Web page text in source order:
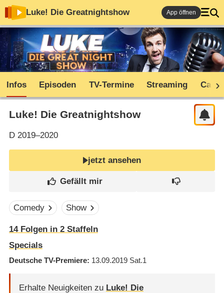
Luke! Die Greatnightshow App öffnen
Infos Episoden TV-Termine Streaming Cast
Luke! Die Greatnightshow
D2019–2020
jetzt ansehen
Comedy Show
14Folgen in 2Staffeln
Specials
Deutsche TV-Premiere 13.09.2019 Sat.1
Erhalte Neuigkeiten zu Luke! Die